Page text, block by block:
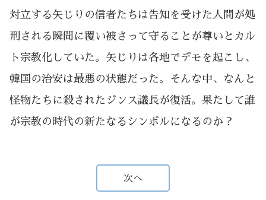
対立する矢じりの信者たちは告知を受けた人間が処
刑される瞬間に覆い被さって守ることが尊いとカル
ト宗教化していた。矢じりは各地でデモを起こし、
韓国の治安は最悪の状態だった。そんな中、なんと
怪物たちに殺されたジンス議長が復活。果たして誰
が宗教の時代の新たなるシンボルになるのか？
次へ